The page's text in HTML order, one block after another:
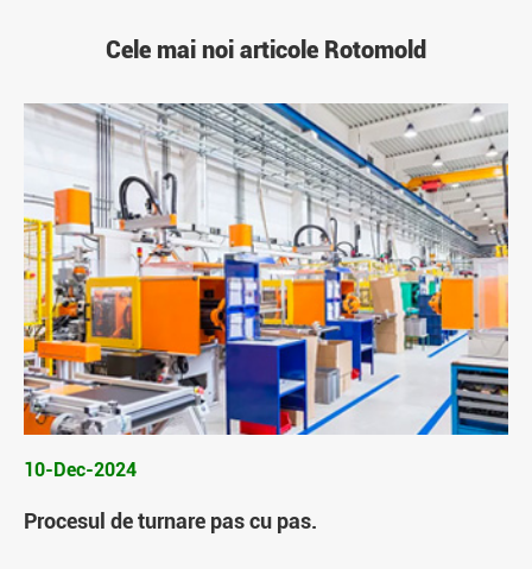
Cele mai noi articole Rotomold
10-Dec-2024
Procesul de turnare pas cu pas.